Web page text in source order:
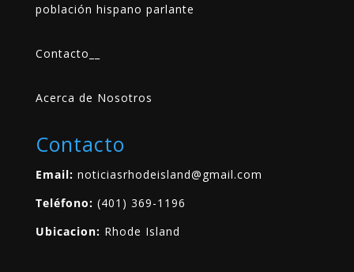
población hispano parlante
Contacto
Acerca de Nosotros
Contacto
Email: noticiasrhodeisland@gmail.com
Teléfono: (401) 369-1196
Ubicacion: Rhode Island